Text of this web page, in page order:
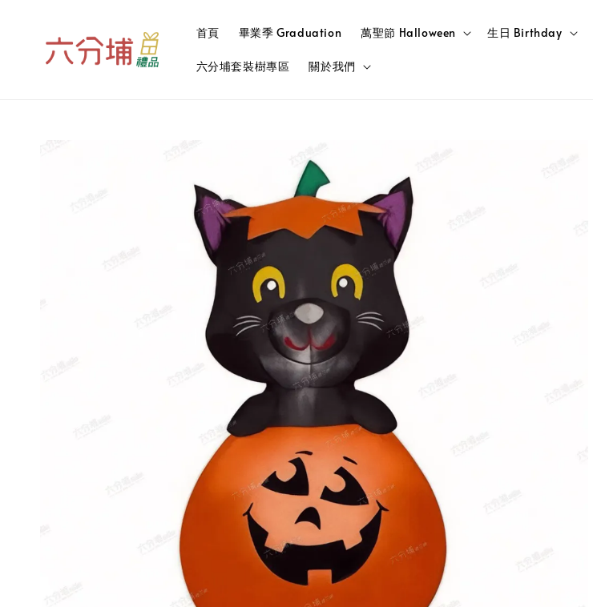
首頁 畢業季 Graduation 萬聖節 Halloween 生日 Birthday
六分埔套裝樹專區 關於我們